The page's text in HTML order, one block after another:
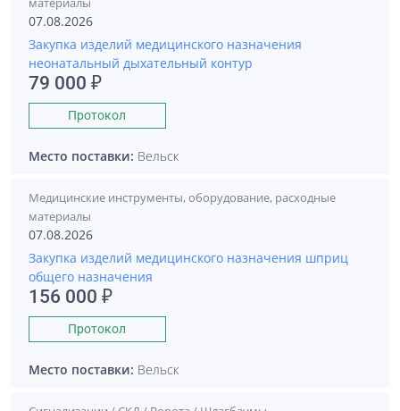
07.08.2026
Закупка изделий медицинского назначения
неонатальный дыхательный контур
79 000 ₽
Протокол
Место поставки: Вельск
Медицинские инструменты, оборудование, расходные
материалы
07.08.2026
Закупка изделий медицинского назначения шприц
общего назначения
156 000 ₽
Протокол
Место поставки: Вельск